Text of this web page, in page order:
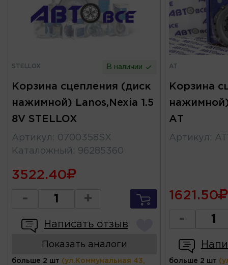
STELLOX В наличии
Корзина сцепления (диск
нажимной) Lanos,Nexia 1.5
8V STELLOX
Артикул : 0700358SX
Каталожный : 96285360
3522.40
- +
Написать отзыв
Показать аналоги
больше 2 шт (ул.Коммунальная 43,
AT
Корзина
нажимной)
АТ
Артикул :
1621.50
-
больше 2 шт